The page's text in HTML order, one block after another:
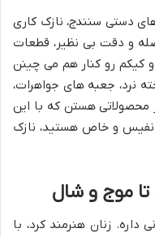
دستی سنندج، نازک کاری
و دقت بی نظیر، قطعات
کیکم رو کنار هم می چینن
نرد، جعبه های جواهرات،
هستن که با این
نفیس و خاص هستید، نازک
تا موج و شال
داره. زنان هنرمند کرد، با